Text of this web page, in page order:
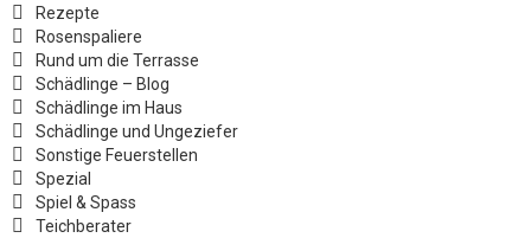
Rezepte
Rosenspaliere
Rund um die Terrasse
Schädlinge – Blog
Schädlinge im Haus
Schädlinge und Ungeziefer
Sonstige Feuerstellen
Spezial
Spiel & Spass
Teichberater